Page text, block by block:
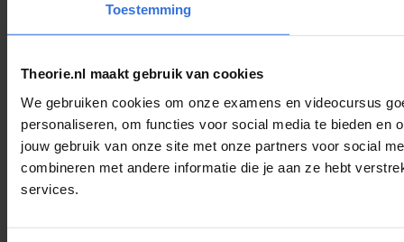
Toestemming
Theorie.nl maakt gebruik van cookies
We gebruiken cookies om onze examens en videocursus
personaliseren, om functies voor social media te bieden en
jouw gebruik van onze site met onze partners voor social
combineren met andere informatie die je aan ze hebt
services.